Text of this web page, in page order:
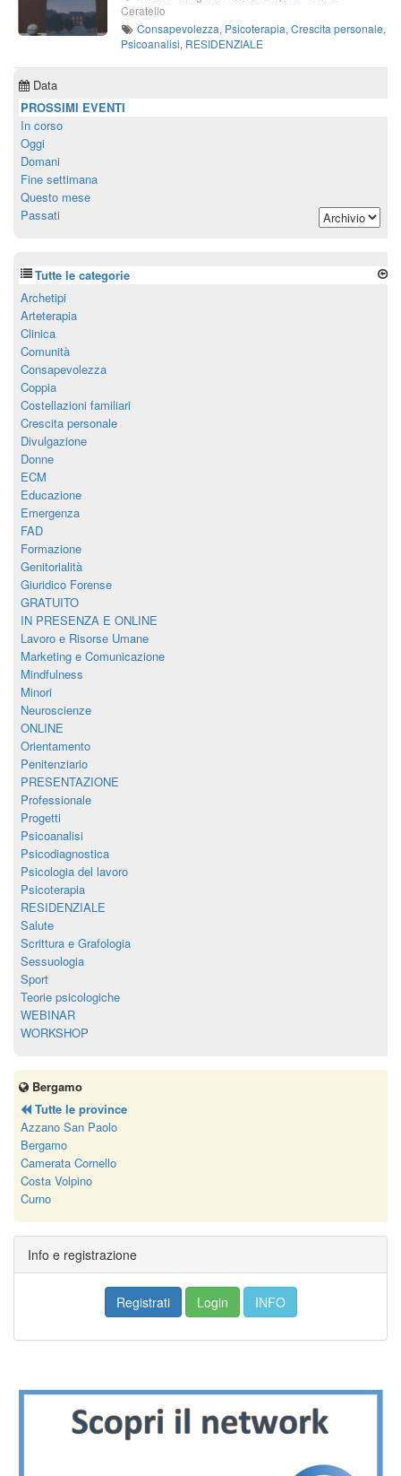
Ceratello
Consapevolezza, Psicoterapia,Crescita personale,
Psicoanalisi, RESIDENZIALE
Data
PROSSIMI EVENTI
In corso
Oggi
Domani
Fine settimana
Questo mese
Passati
Tutte le categorie
Archetipi
Arteterapia
Clinica
Comunità
Consapevolezza
Coppia
Costellazioni familiari
Crescita personale
Divulgazione
Donne
ECM
Educazione
Emergenza
FAD
Formazione
Genitorialità
Giuridico Forense
GRATUITO
IN PRESENZA E ONLINE
Lavoro e Risorse Umane
Marketing e Comunicazione
Mindfulness
Minori
Neuroscienze
ONLINE
Orientamento
Penitenziario
PRESENTAZIONE
Professionale
Progetti
Psicoanalisi
Psicodiagnostica
Psicologia del lavoro
Psicoterapia
RESIDENZIALE
Salute
Scrittura e Grafologia
Sessuologia
Sport
Teorie psicologiche
WEBINAR
WORKSHOP
Bergamo
Tutte le province
Azzano San Paolo
Bergamo
Camerata Cornello
Costa Volpino
Curno
Info e registrazione
Registrati Login INFO